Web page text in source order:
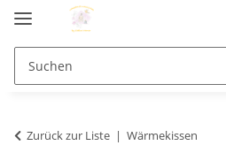
Zurück zur Liste Wärmekissen